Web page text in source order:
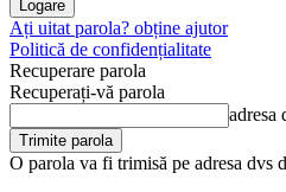
Ați uitat parola? obține ajutor
Politică de confidențialitate
Recuperare parola
Recuperați-vă parola
adresa
O parola va fi trimisă pe adresa dvs